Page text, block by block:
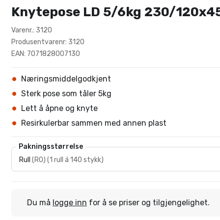
Knytepose LD 5/6kg 230/
Varenr.: 3120
Produsentvarenr: 3120
EAN: 7071828007130
Næringsmiddelgodkjent
Sterk pose som tåler 5kg
Lett å åpne og knyte
Resirkulerbar sammen med annen plast
Pakningsstørrelse
Rull (RO) (1 rull á 140 stykk)
Du må logge inn for å se priser og tilgjengelighet.